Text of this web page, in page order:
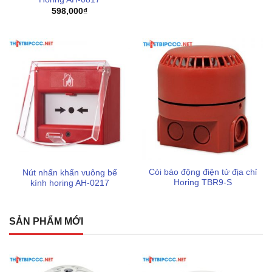
pccc levu liên hệ 0898123114 để nhận được báo giá và hỗ
Nếu quý khách có nhu cầu mua và sử dụngbình chữa
cháychính hãng chất lượng cao đạt đủ các yêu cầu an
toàn pccc cùng hiệu quả sử dụng tối đa,
LEVU
tự hào là đơn vị thương mại cung cấpthiết bị pccc
chính hãng, trong đó có các thương hiệu sản xuất uy tín
được tin dùng tại Việt Nam như
Hafico Orion ,Vinafoam
83Mec,Dolphin,... Với mong muốn tiên quyết là mang đến
lĩnh vực phòng cháy chữa cháy. Chúng tôi luôn sẵn sàng
Thông tin liên hệ thiết bị PCCC LEVU
Cơ sở thiết bị PCCC LEVU
598,000₫
Nút nhấn khẩn vuông bể
kính horing AH-0217
Còi báo động điện tử địa chỉ
Horing TBR9-S
SẢN PHẨM MỚI